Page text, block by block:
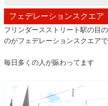
フェデレーションスクエア
フリンダースストリート駅の目
のがフェデレーションスクエア
毎日多くの人が賑わってます